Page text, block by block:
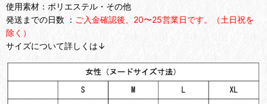
使用素材：ポリエステル・その他
発送までの日数 ： ご入金確認後、20〜25営業日です。（土日祝を
除く）
サイズについて詳しくは↓